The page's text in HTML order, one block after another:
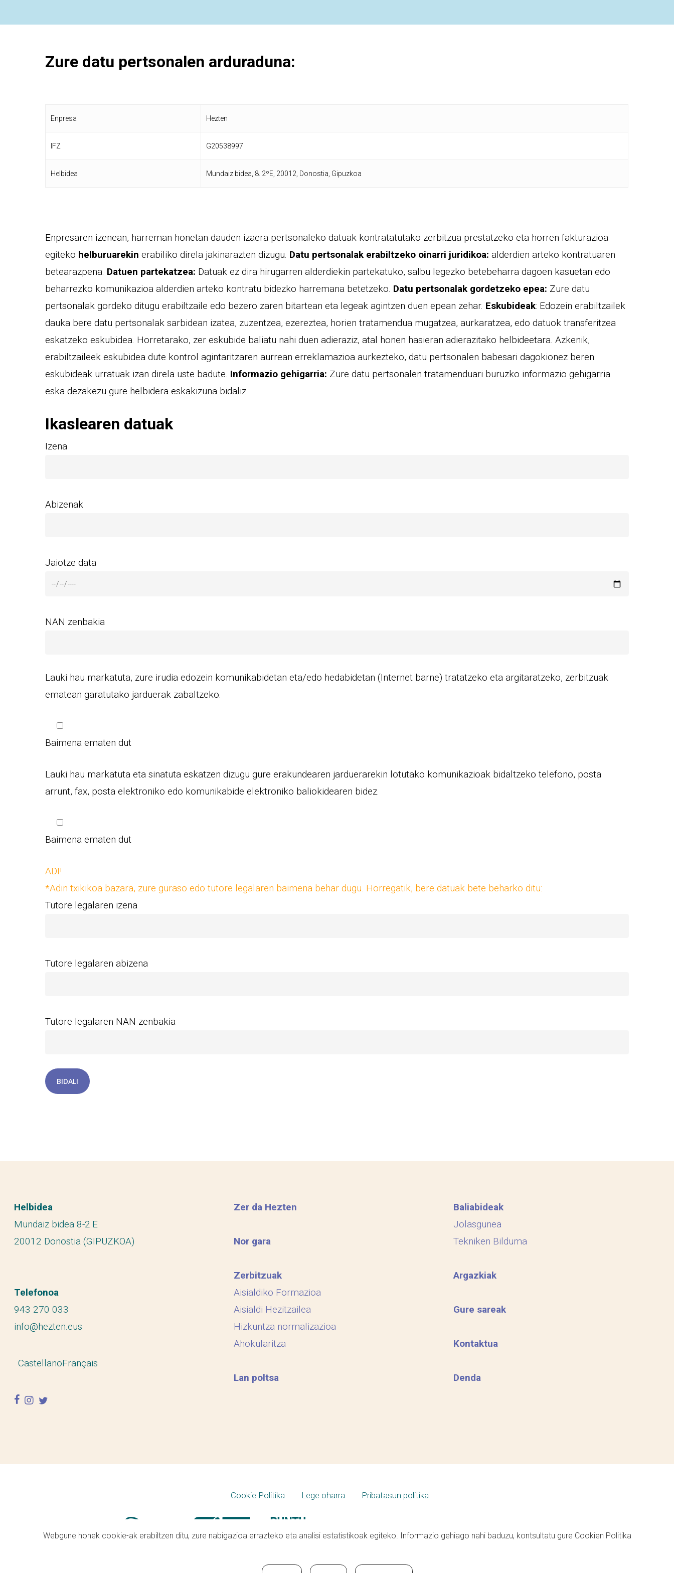
Zure datu pertsonalen arduraduna:
Enpresa Hezten
IFZ G20538997
Helbidea Mundaiz bidea, 8. 2ºE, 20012, Donostia, Gipuzkoa
Enpresaren izenean, harreman honetan dauden izaera pertsonaleko datuak kontratatutako zerbitzua prestatzeko eta horren fakturazioa
egiteko helburuarekinerabiliko direla jakinarazten dizugu. Datu pertsonalak erabiltzeko oinarri juridikoa: alderdien arteko kontratuaren
betearazpena. Datuen partekatzea: Datuak ez dira hirugarren alderdiekin partekatuko, salbu legezko betebeharra dagoen kasuetan edo
beharrezko komunikazioa alderdien arteko kontratu bidezko harremana betetzeko. Datu pertsonalak gordetzeko epea: Zure datu
pertsonalak gordeko ditugu erabiltzaile edo bezero zaren bitartean eta legeak agintzen duen epean zehar. Eskubideak: Edozein erabiltzailek
dauka bere datu pertsonalak sarbidean izatea, zuzentzea, ezereztea, horien tratamendua mugatzea, aurkaratzea, edo datuok transferitzea
eskatzeko eskubidea. Horretarako, zer eskubide baliatu nahi duen adieraziz, atal honen hasieran adierazitako helbideetara. Azkenik,
erabiltzaileek eskubidea dute kontrol agintaritzaren aurrean erreklamazioa aurkezteko, datu pertsonalen babesari dagokionez beren
eskubideak urratuak izan direla uste badute. Informazio gehigarria: Zure datu pertsonalen tratamenduari buruzko informazio gehigarria
eska dezakezu gure helbidera eskakizuna bidaliz.
Ikaslearen datuak
Izena
Abizenak
Jaiotze data
NAN zenbakia
Lauki hau markatuta, zure irudia edozein komunikabidetan eta/edo hedabidetan (Internet barne) tratatzeko eta argitaratzeko, zerbitzuak
ematean garatutako jarduerak zabaltzeko.
Baimena ematen dut
Lauki hau markatuta eta sinatuta eskatzen dizugu gure erakundearen jarduerarekin lotutako komunikazioak bidaltzeko telefono, posta
arrunt, fax, posta elektroniko edo komunikabide elektroniko baliokidearen bidez.
Baimena ematen dut
ADI!
*Adin txikikoa bazara, zure guraso edo tutore legalaren baimena behar dugu. Horregatik, bere datuak bete beharko ditu:
Tutore legalaren izena
Tutore legalaren abizena
Tutore legalaren NAN zenbakia
Helbidea
Mundaiz bidea 8-2.E
20012 Donostia (GIPUZKOA)
Telefonoa
943 270 033
info@hezten.eus
CastellanoFrançais
facebook
instagram
twitter
Zer da Hezten
Nor gara
Zerbitzuak
Aisialdiko Formazioa
Aisialdi Hezitzailea
Hizkuntza normalizazioa
Ahokularitza
Lan poltsa
Baliabideak
Jolasgunea
Tekniken Bilduma
Argazkiak
Gure sareak
Kontaktua
Denda
Cookie Politika Lege oharra Pribatasun politika
Webgune honek cookie-ak erabiltzen ditu, zure nabigazioa errazteko eta analisi estatistikoak egiteko. Informazio gehiago nahi baduzu, kontsultatu gure Cookien Politika